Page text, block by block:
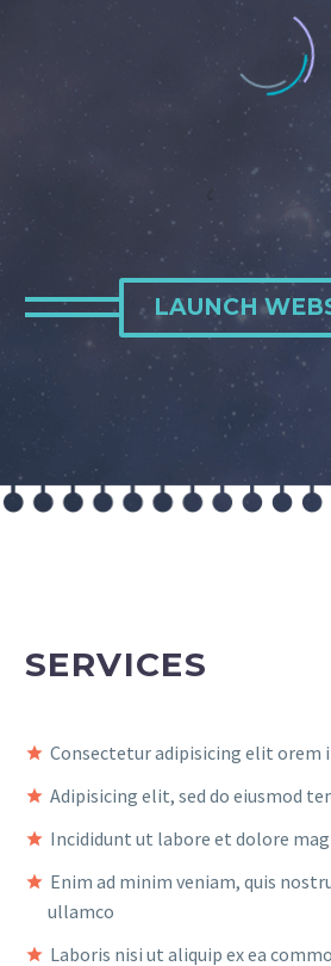
LAUNCH
SERVICES
Consectetur adipisicing elit orem
Adipisicing elit, sed do eiusmod
Incididunt ut labore et dolore
Enim ad minim veniam, quis
ullamco
Laboris nisi ut aliquip ex ea